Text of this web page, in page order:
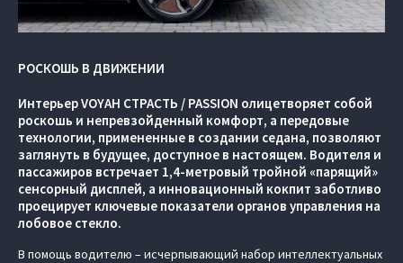
РОСКОШЬ В ДВИЖЕНИИ
Интерьер VOYAH СТРАСТЬ / PASSION олицетворяет собой
роскошь и непревзойденный комфорт, а передовые
технологии, примененные в создании седана, позволяют
заглянуть в будущее, доступное в настоящем. Водителя и
пассажиров встречает 1,4-метровый тройной «парящий»
сенсорный дисплей, а инновационный кокпит заботливо
проецирует ключевые показатели органов управления на
лобовое стекло.
В помощь водителю – исчерпывающий набор интеллектуальных